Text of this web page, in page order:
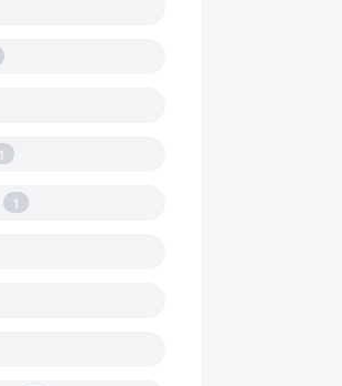
1
1